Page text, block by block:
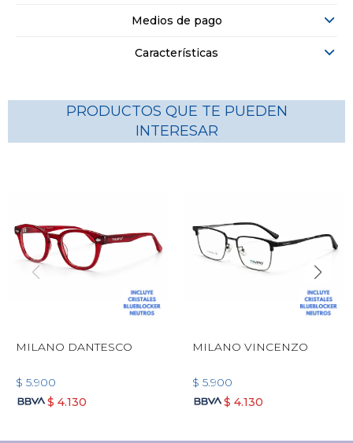
Medios de pago
Características
PRODUCTOS QUE TE PUEDEN
INTERESAR
MILANO DANTESCO
$ 5.900
$ 4.130
MILANO VINCENZO
$ 5.900
$ 4.130